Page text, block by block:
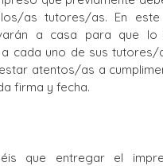
as tutores/as. En
a casa para que lo
cada uno de sus tutores/
atentos/as a
firma y fecha.
que entregar el